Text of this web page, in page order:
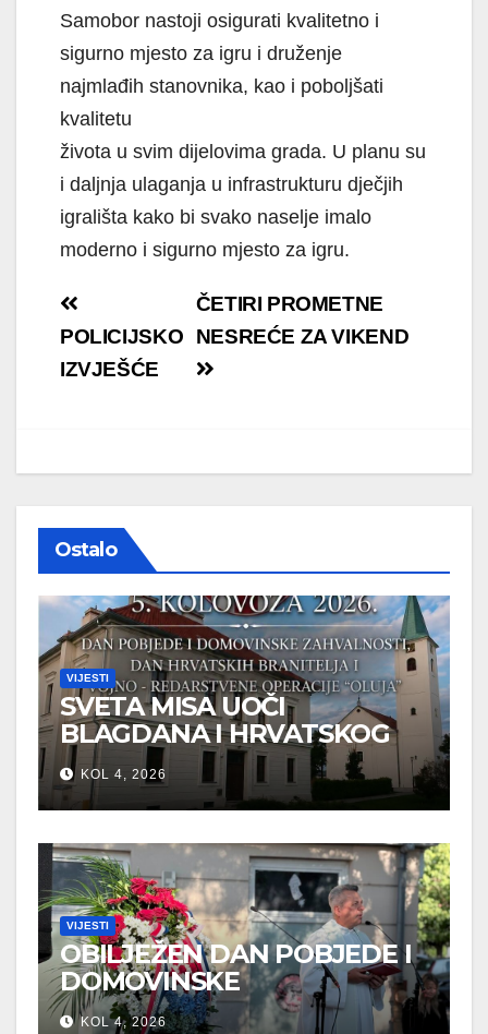
Samobor nastoji osigurati kvalitetno i
sigurno mjesto za igru i druženje
najmlađih stanovnika, kao i poboljšati
kvalitetu
života u svim dijelovima grada. U planu su
i daljnja ulaganja u infrastrukturu dječjih
igrališta kako bi svako naselje imalo
moderno i sigurno mjesto za igru.
Navigacija
objava
ČETIRI PROMETNE
NESREĆE ZA VIKEND
POLICIJSKO
IZVJEŠĆE
Ostalo
VIJESTI
SVETA MISA UOČI
BLAGDANA I HRVATSKOG
PRAZNIKA SLOBODE
KOL 4, 2026
VIJESTI
OBILJEŽEN DAN POBJEDE I
DOMOVINSKE
ZAHVALNOSTI U SVETOJ
KOL 4, 2026